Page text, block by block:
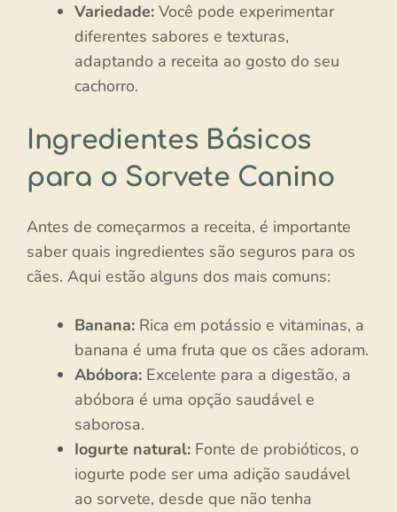
Variedade: Você pode experimentar
diferentes sabores e texturas,
adaptando a receita ao gosto do seu
cachorro.
Ingredientes Básicos
para o Sorvete Canino
Antes de começarmos a receita, é importante
saber quais ingredientes são seguros para os
cães. Aqui estão alguns dos mais comuns:
Banana: Rica em potássio e vitaminas, a
banana é uma fruta que os cães adoram.
Abóbora: Excelente para a digestão, a
abóbora é uma opção saudável e
saborosa.
Iogurte natural: Fonte de probióticos, o
iogurte pode ser uma adição saudável
ao sorvete, desde que não tenha